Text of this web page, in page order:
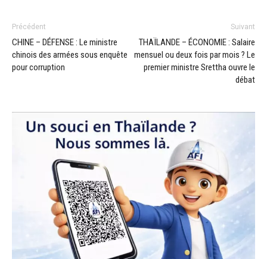
Précédent
CHINE – DÉFENSE : Le ministre
chinois des armées sous enquête
pour corruption
Suivant
THAÏLANDE – ÉCONOMIE : Salaire
mensuel ou deux fois par mois ? Le
premier ministre Srettha ouvre le
débat